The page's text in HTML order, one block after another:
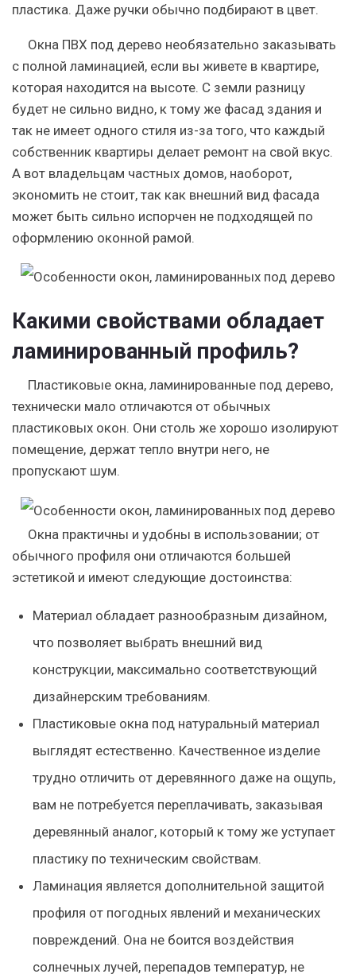
пластика. Даже ручки обычно подбирают в цвет.
Окна ПВХ под дерево необязательно заказывать
с полной ламинацией, если вы живете в квартире,
которая находится на высоте. С земли разницу
будет не сильно видно, к тому же фасад здания и
так не имеет одного стиля из-за того, что каждый
собственник квартиры делает ремонт на свой вкус.
А вот владельцам частных домов, наоборот,
экономить не стоит, так как внешний вид фасада
может быть сильно испорчен не подходящей по
оформлению оконной рамой.
Какими свойствами обладает
ламинированный профиль?
Пластиковые окна, ламинированные под дерево,
технически мало отличаются от обычных
пластиковых окон. Они столь же хорошо изолируют
помещение, держат тепло внутри него, не
пропускают шум.
Окна практичны и удобны в использовании; от
обычного профиля они отличаются большей
эстетикой и имеют следующие достоинства:
Материал обладает разнообразным дизайном,
что позволяет выбрать внешний вид
конструкции, максимально соответствующий
дизайнерским требованиям.
Пластиковые окна под натуральный материал
выглядят естественно. Качественное изделие
трудно отличить от деревянного даже на ощупь,
вам не потребуется переплачивать, заказывая
деревянный аналог, который к тому же уступает
пластику по техническим свойствам.
Ламинация является дополнительной защитой
профиля от погодных явлений и механических
повреждений. Она не боится воздействия
солнечных лучей, перепадов температур, не